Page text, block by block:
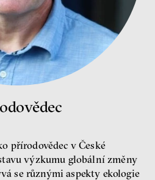
Jeffrey Winters o tom, jak
majetek oligarchů určuje
pravidla
Jeffrey A. Winters
Petr Bittner
Nová pravidla
přírodovědec v České
výzkumu globální změny
se různými aspekty ekologie